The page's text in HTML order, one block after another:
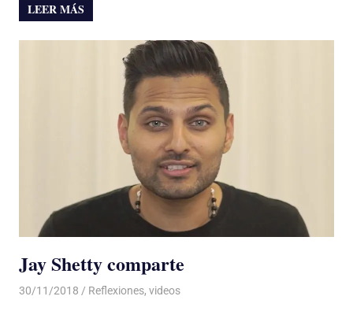
LEER MÁS
Jay Shetty comparte
30/11/2018 De todo un Poco
Reflexiones, videos